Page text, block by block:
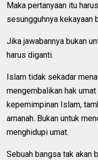
Maka pertanyaan itu
sesungguhnya kekayaan
Jika jawabannya bukan
harus diganti.
Islam tidak sekadar
mengembalikan hak
kepemimpinan Islam,
amanah. Bukan untuk
menghidupi umat.
Sebuah bangsa tak akan